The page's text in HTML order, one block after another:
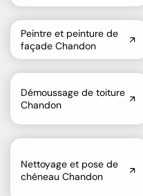
Peintre et peinture de
façade Chandon
Démoussage de toiture
Chandon
Nettoyage et pose de
chéneau Chandon